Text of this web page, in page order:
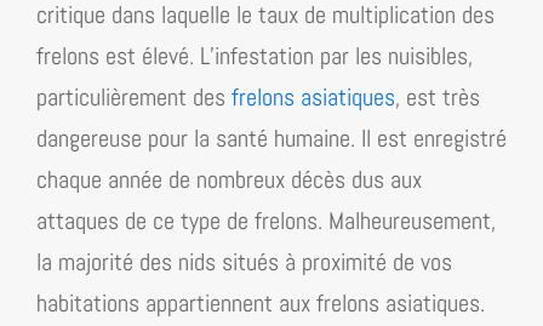
critique dans laquelle le taux de multiplication des
frelons est élevé. L’infestation par les nuisibles,
particulièrement des frelons asiatiques, est très
dangereuse pour la santé humaine. Il est enregistré
chaque année de nombreux décès dus aux
attaques de ce type de frelons. Malheureusement,
la majorité des nids situés à proximité de vos
habitations appartiennent aux frelons asiatiques.